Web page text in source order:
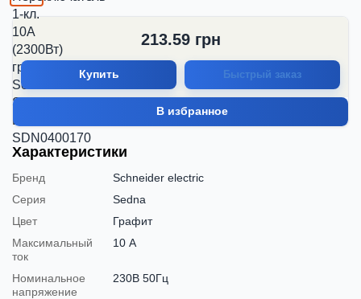
213.59грн
Купить Быстрый заказ
В избранное
Характеристики
Бренд
Schneider electric
Серия
Sedna
Цвет
Графит
Максимальный
ток
10 А
Номинальное
напряжение
230В 50Гц